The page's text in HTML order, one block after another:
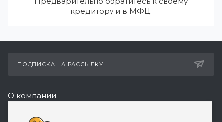
кредитору и в МФЦ.
ПОДПИСКА НА РАССЫЛКУ
О компании
Реквизиты